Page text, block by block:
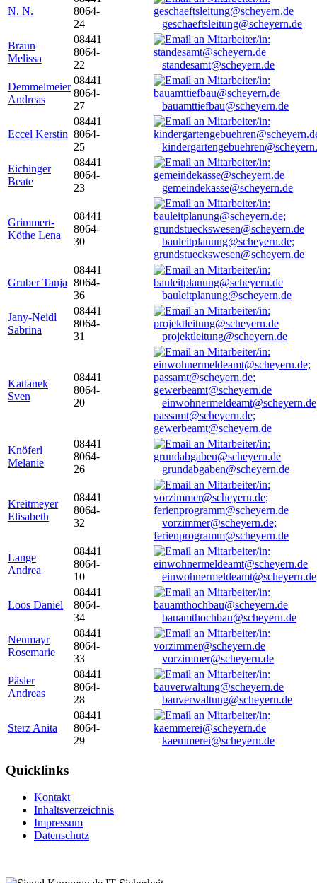
N. N.
8064-
24
geschaeftsleitung@scheyern.de
Braun
Melissa
08441
8064-
22
standesamt@scheyern.de
Demmelmeier
Andreas
08441
8064-
27
bauamttiefbau@scheyern.de
Eccel Kerstin
08441
8064-
25
Eichinger
Beate
08441
8064-
23
gemeindekasse@scheyern.de
Grimmert-
Köthe Lena
08441
8064-
30
bauleitplanung@scheyern.de;
grundstueckswesen@scheyern.de
Gruber Tanja
08441
8064-
36
bauleitplanung@scheyern.de
Jany-Neidl
Sabrina
08441
8064-
31
projektleitung@scheyern.de
Kattanek
Sven
08441
8064-
20
passamt@scheyern.de;
gewerbeamt@scheyern.de
Knöferl
Melanie
08441
8064-
26
grundabgaben@scheyern.de
Kreitmeyer
Elisabeth
08441
8064-
32
vorzimmer@scheyern.de;
ferienprogramm@scheyern.de
Lange
Andrea
08441
8064-
10
einwohnermeldeamt@scheyern.de
Loos Daniel
08441
8064-
34
bauamthochbau@scheyern.de
Neumayr
Rosemarie
08441
8064-
33
vorzimmer@scheyern.de
Päsler
Andreas
08441
8064-
28
bauverwaltung@scheyern.de
Sterz Anita
08441
8064-
29
kaemmerei@scheyern.de
Quicklinks
Kontakt
Inhaltsverzeichnis
Impressum
Datenschutz